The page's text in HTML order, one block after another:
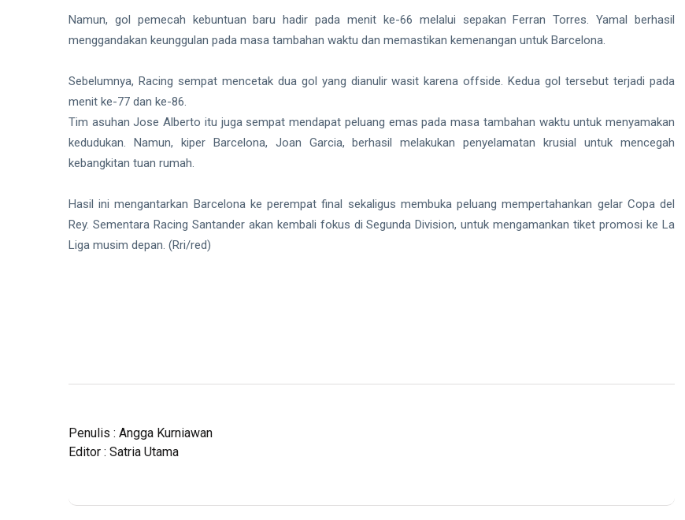
Namun, gol pemecah kebuntuan baru hadir pada menit ke-66 melalui sepakan Ferran Torres. Yamal berhasil
menggandakan keunggulan pada masa tambahan waktu dan memastikan kemenangan untuk Barcelona.
Sebelumnya, Racing sempat mencetak dua gol yang dianulir wasit karena offside. Kedua gol tersebut terjadi pada
menit ke-77 dan ke-86.
Tim asuhan Jose Alberto itu juga sempat mendapat peluang emas pada masa tambahan waktu untuk menyamakan
kedudukan. Namun, kiper Barcelona, Joan Garcia, berhasil melakukan penyelamatan krusial untuk mencegah
kebangkitan tuan rumah.
Hasil ini mengantarkan Barcelona ke perempat final sekaligus membuka peluang mempertahankan gelar Copa del
Rey. Sementara Racing Santander akan kembali fokus di Segunda Division, untuk mengamankan tiket promosi ke La
Liga musim depan. (Rri/red)
Penulis : Angga Kurniawan
Editor : Satria Utama